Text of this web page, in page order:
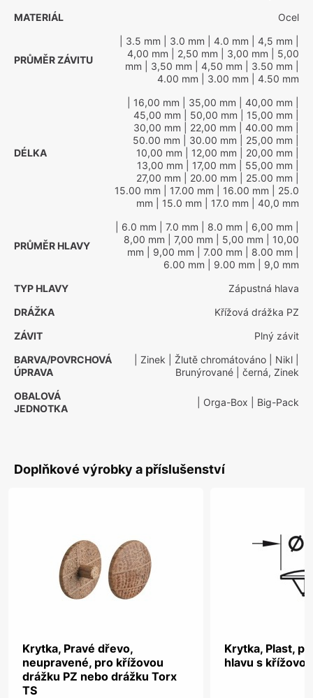
MATERIÁL
Ocel
PRŮMĚR ZÁVITU
| 3.5 mm | 3.0 mm | 4.0 mm | 4,5 mm
4,00 mm | 2,50 mm | 3,00 mm | 5,00
mm | 3,50 mm | 4,50 mm | 3.50 mm
4.00 mm | 3.00 mm | 4.50 mm
DÉLKA
| 16,00 mm | 35,00 mm | 40,00 mm
45,00 mm | 50,00 mm | 15,00 mm
30,00 mm | 22,00 mm | 40.00 mm
50.00 mm | 30.00 mm | 25,00 mm
10,00 mm | 12,00 mm | 20,00 mm
13,00 mm | 17,00 mm | 55,00 mm
27,00 mm | 20.00 mm | 25.00 mm
15.00 mm | 17.00 mm | 16.00 mm | 25.0
mm | 15.0 mm | 17.0 mm | 40,0 mm
PRŮMĚR HLAVY
| 6.0 mm | 7.0 mm | 8.0 mm | 6,00 mm
8,00 mm | 7,00 mm | 5,00 mm | 10,00
mm | 9,00 mm | 7.00 mm | 8.00 mm
6.00 mm | 9.00 mm | 9,0 mm
TYP HLAVY
Zápustná hlava
DRÁŽKA
Křížová drážka PZ
ZÁVIT
Plný závit
BARVA/POVRCHOVÁ
ÚPRAVA
| Zinek | Žlutě chromátováno | Nikl
Brunýrované | černá, Zinek
OBALOVÁ
JEDNOTKA
| Orga-Box | Big-Pack
Doplňkové výrobky a příslušenství
Krytka, Pravé dřevo,
neupravené, pro křížovou
drážku PZ nebo drážku Torx
TS
Krytka, Plast,
hlavu s